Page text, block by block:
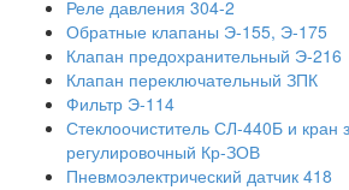
Реле давления 304-2
Обратные клапаны Э-155, Э-175
Клапан предохранительный Э-216
Клапан переключательный ЗПК
Фильтр Э-114
Стеклоочиститель СЛ-440Б и кран
регулировочный Кр-ЗОВ
Пневмоэлектрический датчик 418